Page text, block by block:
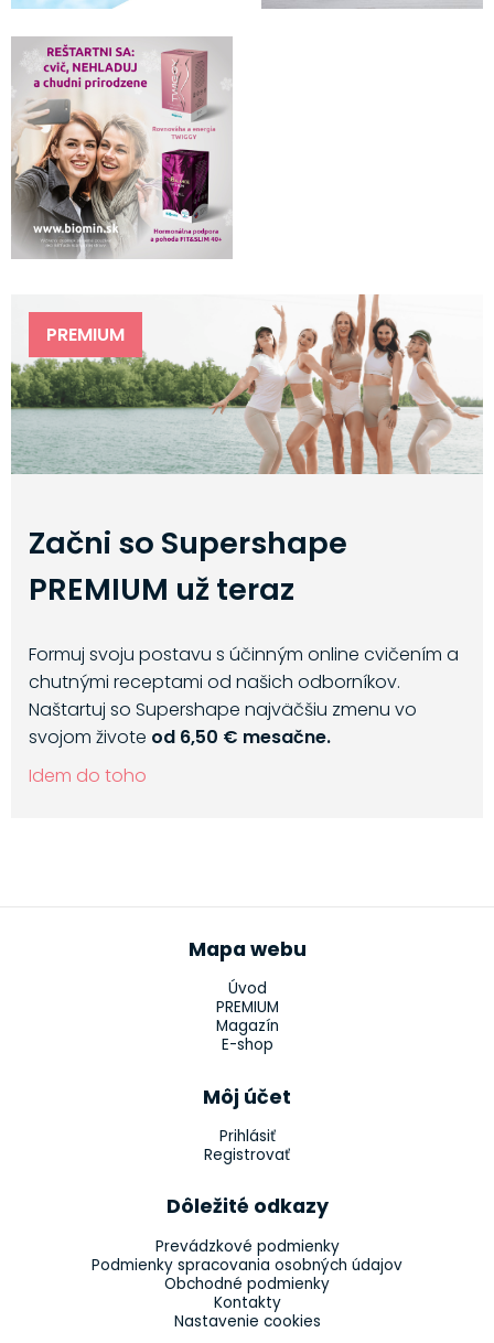
PREMIUM
Začni so Supershape
PREMIUM už teraz
Formuj svoju postavu s účinným online cvičením a
chutnými receptami od našich odborníkov.
Naštartuj so Supershape najväčšiu zmenu vo
svojom živote od 6,50 € mesačne.
Idem do toho
Mapa webu
Úvod
PREMIUM
Magazín
E-shop
Môj účet
Prihlásiť
Registrovať
Dôležité odkazy
Prevádzkové podmienky
Podmienky spracovania osobných údajov
Obchodné podmienky
Kontakty
Nastavenie cookies